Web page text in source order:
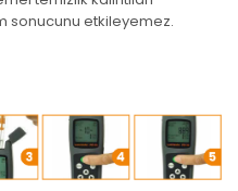
sonucunu etkileyemez.